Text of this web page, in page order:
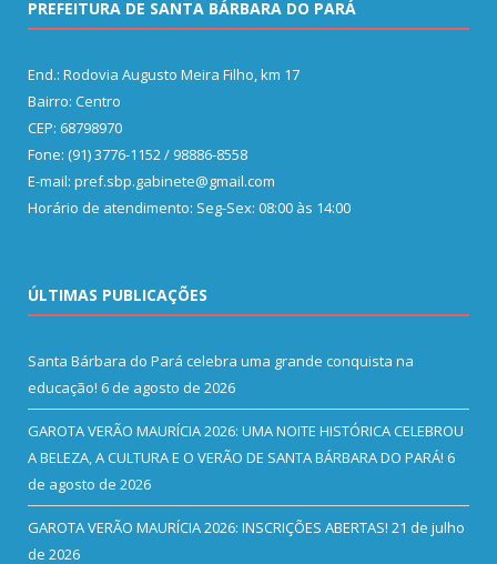
PREFEITURA DE SANTA BÁRBARA DO PARÁ
End.: Rodovia Augusto Meira Filho, km 17
Bairro: Centro
CEP: 68798970
Fone: (91) 3776-1152 / 98886-8558
E-mail: pref.sbp.gabinete@gmail.com
Horário de atendimento: Seg-Sex: 08:00 às 14:00
ÚLTIMAS PUBLICAÇÕES
Santa Bárbara do Pará celebra uma grande conquista na
educação! 6 de agosto de 2026
GAROTA VERÃO MAURÍCIA 2026: UMA NOITE HISTÓRICA CELEBROU
A BELEZA, A CULTURA E O VERÃO DE SANTA BÁRBARA DO PARÁ! 6
de agosto de 2026
GAROTA VERÃO MAURÍCIA 2026: INSCRIÇÕES ABERTAS! 21 de julho
de 2026